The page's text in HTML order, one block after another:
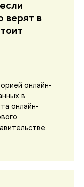
верят в
онлайн-
в
онлайн-